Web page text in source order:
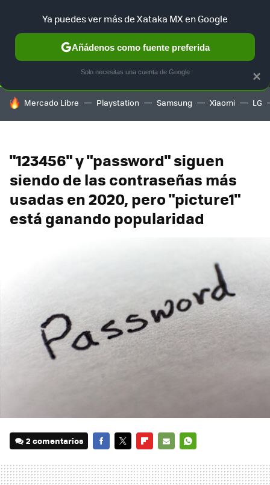
SELECCIÓN GAMING HOME AUTO TERRITORIO
HOY SE HABLA DE
Mercado Libre Playstation Samsung Xiaomi LG
"123456" y "password" siguen
siendo de las contraseñas más
usadas en 2020, pero "picture1"
está ganando popularidad
2 comentarios
MAIL
×
Ya puedes ver más de Xataka MX en Google
Añádenos como fuente preferida
Solo necesitas una cuenta de Google